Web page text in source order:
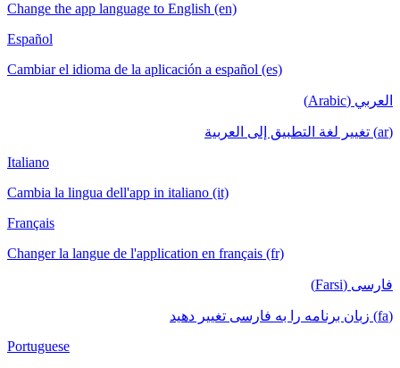
Change the app language to English (en)
Español
Cambiar el idioma de la aplicación a español (es)
العربي (Arabic)
(ar) تغيير لغة التطبيق إلى العربية
Italiano
Cambia la lingua dell'app in italiano (it)
Français
Changer la langue de l'application en français (fr)
فارسی (Farsi)
(fa) زبان برنامه را به فارسی تغییر دهید
Portuguese